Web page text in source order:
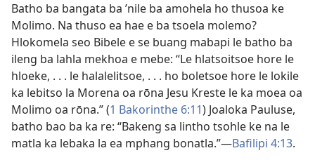
Batho ba bangata ba ’nile ba amohela ho thusoa ke
Molimo. Na thuso ea hae e ba tsoela molemo?
Hlokomela seo Bibele e se buang mabapi le batho ba
ileng ba lahla mekhoa e mebe: “Le hlatsoitsoe hore le
hloeke, . . . le halalelitsoe, . . . ho boletsoe hore le lokile
ka lebitso la Morena oa rōna Jesu Kreste le ka moea oa
Molimo oa rōna.” (1 Bakorinthe 6:11) Joaloka Pauluse,
batho bao ba ka re: “Bakeng sa lintho tsohle ke na le
matla ka lebaka la ea mphang bonatla.”—Bafilipi 4:13.